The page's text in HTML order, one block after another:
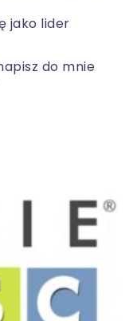
jako lider
do mnie